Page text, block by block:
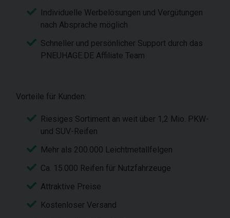
Individuelle Werbelösungen und Vergütungen
nach Absprache möglich
Schneller und persönlicher Support durch das
PNEUHAGE.DE Affiliate Team
Vorteile für Kunden:
Riesiges Sortiment an weit über 1,2 Mio. PKW-
und SUV-Reifen
Mehr als 200.000 Leichtmetallfelgen
Ca. 15.000 Reifen für Nutzfahrzeuge
Attraktive Preise
Kostenloser Versand